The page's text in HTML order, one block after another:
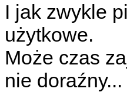
I jak zwykle
użytkowe.
Może czas
nie doraźny...